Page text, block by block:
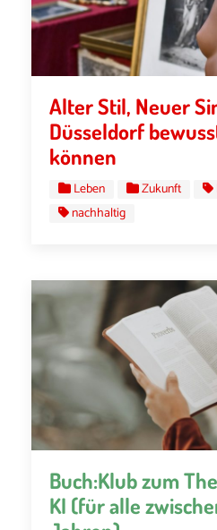
Alter Stil, Neuer
Düsseldorf
können
Leben Zukunft
nachhaltig
Buch:Klub zum
KI (für alle